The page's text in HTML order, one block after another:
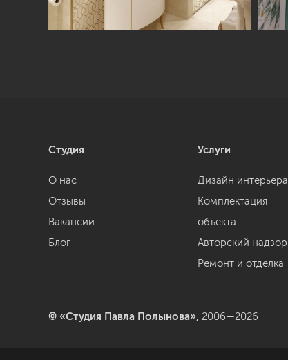
Студия
О нас
Отзывы
Вакансии
Блог
Услуги
Дизайн интерьера
Комплектация
объекта
Авторский надзор
Ремонт и отделка
© «Студия Павла Полынова», 2006—2026